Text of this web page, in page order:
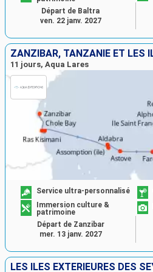
Départ de Baltra
ven. 22 janv. 2027
11 jours, Aqua Lares
Service ultra-personnalisé
Immersion culture &
patrimoine
Départ de Zanzibar
mer. 13 janv. 2027